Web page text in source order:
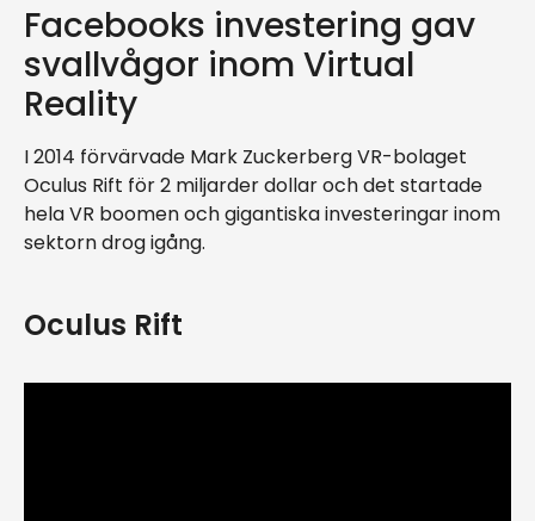
Facebooks investering gav
svallvågor inom Virtual
Reality
I 2014 förvärvade Mark Zuckerberg VR-bolaget
Oculus Rift för 2 miljarder dollar och det startade
hela VR boomen och gigantiska investeringar inom
sektorn drog igång.
Oculus Rift